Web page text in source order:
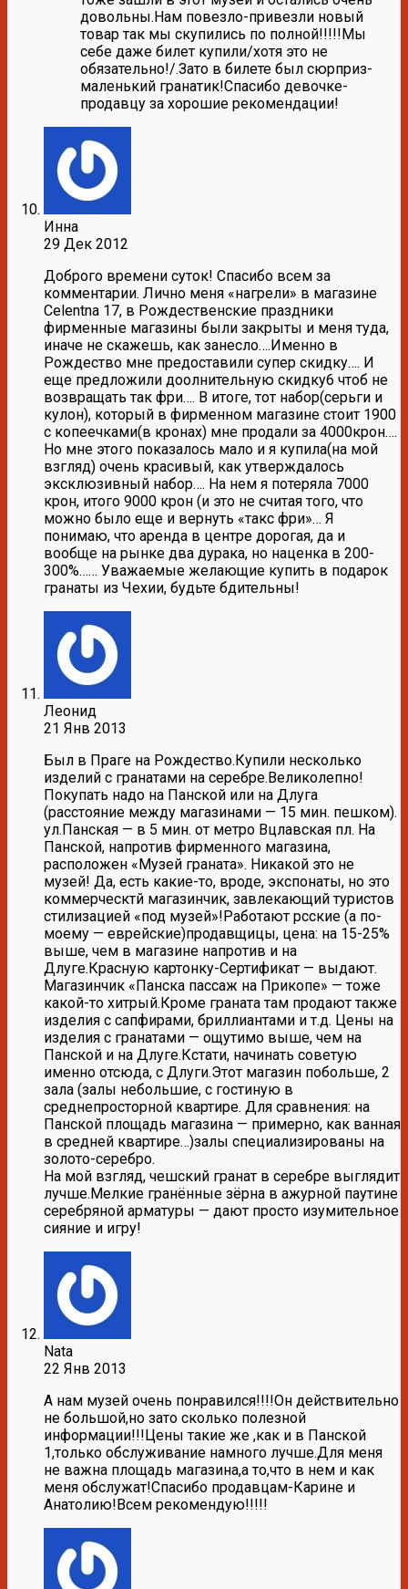
довольны.Нам повезло-привезли новый
товар так мы скупились по полной!!!!!Мы
себе даже билет купили/хотя это не
обязательно!/.Зато в билете был сюрприз-
маленький гранатик!Спасибо девочке-
продавцу за хорошие рекомендации!
Инна
29 Дек 2012
Доброго времени суток! Спасибо всем за
комментарии. Лично меня «нагрели» в магазине
Celentna 17, в Рождественские праздники
фирменные магазины были закрыты и меня туда,
иначе не скажешь, как занесло….Именно в
Рождество мне предоставили супер скидку…. И
еще предложили доолнительную скидку6 чтоб не
возвращать так фри…. В итоге, тот набор(серьги и
кулон), который в фирменном магазине стоит 1900
с копеечками(в кронах) мне продали за 4000крон….
Но мне этого показалось мало и я купила(на мой
взгляд) очень красивый, как утверждалось
эксклюзивный набор…. На нем я потеряла 7000
крон, итого 9000 крон (и это не считая того, что
можно было еще и вернуть «такс фри»… Я
понимаю, что аренда в центре дорогая, да и
вообще на рынке два дурака, но наценка в 200-
300%…… Уважаемые желающие купить в подарок
гранаты из Чехии, будьте бдительны!
Леонид
21 Янв 2013
Был в Праге на Рождество.Купили несколько
изделий с гранатами на серебре.Великолепно!
Покупать надо на Панской или на Длуга
(расстояние между магазинами — 15 мин. пешком).
ул.Панская — в 5 мин. от метро Вцлавская пл. На
Панской, напротив фирменного магазина,
расположен «Музей граната». Никакой это не
музей! Да, есть какие-то, вроде, экспонаты, но это
коммерческтй магазинчик, завлекающий туристов
стилизацией «под музей»!Работают рсские (а по-
моему — еврейские)продавщицы, цена: на 15-25%
выше, чем в магазине напротив и на
Длуге.Красную картонку-Сертификат — выдают.
Магазинчик «Панска пассаж на Прикопе» — тоже
какой-то хитрый.Кроме граната там продают также
изделия с сапфирами, бриллиантами и т.д. Цены на
изделия с гранатами — ощутимо выше, чем на
Панской и на Длуге.Кстати, начинать советую
именно отсюда, с Длуги.Этот магазин побольше, 2
зала (залы небольшие, с гостиную в
среднепросторной квартире. Для сравнения: на
Панской площадь магазина — примерно, как ванная
в средней квартире…)залы специализированы на
золото-серебро.
На мой взгляд, чешский гранат в серебре выглядит
лучше.Мелкие гранённые зёрна в ажурной паутине
серебряной арматуры — дают просто изумительное
сияние и игру!
Nata
22 Янв 2013
А нам музей очень понравился!!!!Он действительно
не большой,но зато сколько полезной
информации!!!Цены такие же ,как и в Панской
1,только обслуживание намного лучше.Для меня
не важна площадь магазина,а то,что в нем и как
меня обслужат!Спасибо продавцам-Карине и
Анатолию!Всем рекомендую!!!!!